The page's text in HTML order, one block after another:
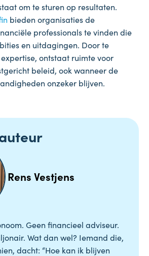
om te sturen op resultaten.
bieden organisaties de
professionals te vinden die
en uitdagingen. Door te
ontstaat ruimte voor
beleid, ook wanneer de
onzeker blijven.
Rens Vestjens
Geen financieel adviseur.
Wat dan wel? Iemand die,
dacht: “Hoe kan ik blijven